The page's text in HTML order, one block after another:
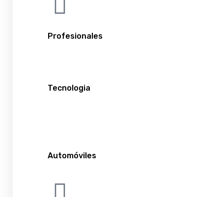
Profesionales
Tecnologia
Automóviles